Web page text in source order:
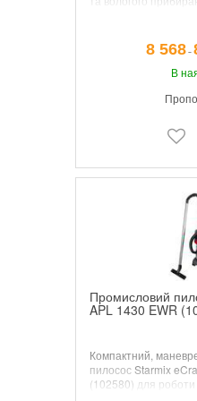
продуманий для
використання.
FPP 3400, що8 568¯
В
Промисловий
APL 1430 EWR
Компактний,
пилососStarmix
(102580) для роботи